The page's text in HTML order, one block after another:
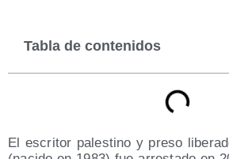
Tabla de contenidos
El escri­tor pales­tino y pre­so